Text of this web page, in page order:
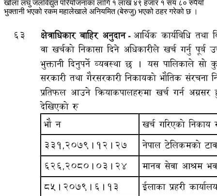
खोला लघु जलविद्युत परियोजनाका लागि १ लाख ४९ हजार १ सय ८० रुपैयाँ
भुक्तानी भएको रकम महालेखाले अनियमित (बेरुजु) भएको ठहर गरेको छ ।